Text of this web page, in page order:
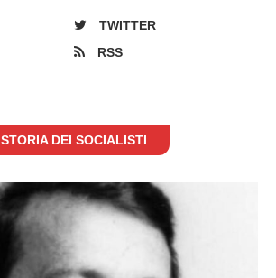
TWITTER
RSS
STORIA DEI SOCIALISTI